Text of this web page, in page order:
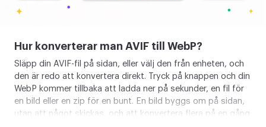
ger tillbaka en WebP eller en zip av
installera, verktyget är redo direkt.
Släpp din AVIF och konvertera den på
några sekunder.
Hur konverterar man AVIF till WebP?
Släpp din AVIF-fil på sidan, eller välj den från enheten, och
den är redo att konvertera direkt. Tryck på knappen och din
WebP kommer tillbaka att ladda ner på sekunder, en fil för
en bild eller en zip för en bunt. En bild byggs om på sidan,
utan att något skickas, och att konvertera flera på en gång